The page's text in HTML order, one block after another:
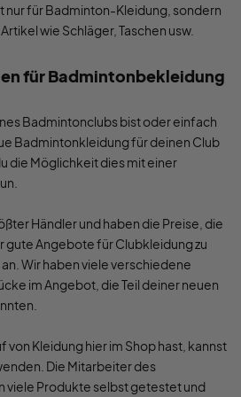
nur für Badminton-Kleidung, sondern
wie Schläger, Taschen usw.
für Badmintonbekleidung
Badmintonclubs bist oder einfach
Badmintonkleidung für deinen Club
die Möglichkeit dies mit einer
Händler und haben die Preise, die
gute Angebote für Clubkleidung zu
Wir haben viele verschiedene
im Angebot, die Teil deiner neuen
von Kleidung hier im Shop hast, kannst
Die Mitarbeiter des
viele Produkte selbst getestet und